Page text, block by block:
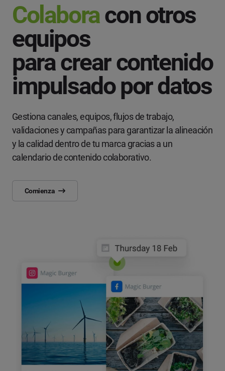
Colaboracon otros
equipos
para crear contenido
impulsado por datos
Gestiona canales, equipos, flujos de trabajo,
validaciones y campañas para garantizar la alineación
y la calidad dentro de tu marca gracias a un
calendario de contenido colaborativo.
Comienza